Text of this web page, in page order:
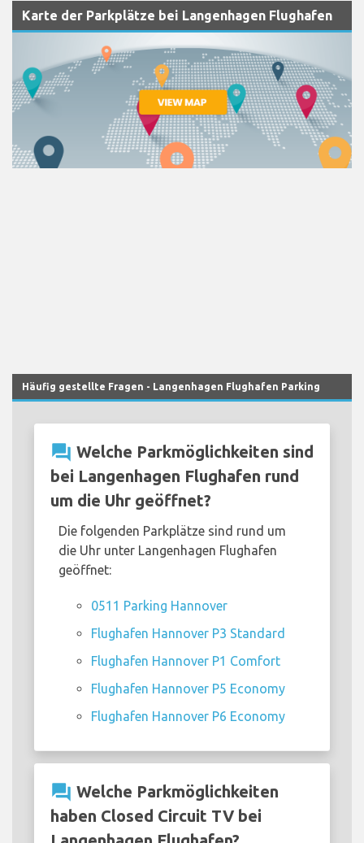
Karte der Parkplätze bei Langenhagen Flughafen
Häufig gestellte Fragen - Langenhagen Flughafen Parking
question_answer Welche Parkmöglichkeiten sind
bei Langenhagen Flughafen rund
um die Uhr geöffnet?
Die folgenden Parkplätze sind rund um
die Uhr unter Langenhagen Flughafen
geöffnet:
0511 Parking Hannover
Flughafen Hannover P3 Standard
Flughafen Hannover P1 Comfort
Flughafen Hannover P5 Economy
Flughafen Hannover P6 Economy
question_answer Welche Parkmöglichkeiten
haben Closed Circuit TV bei